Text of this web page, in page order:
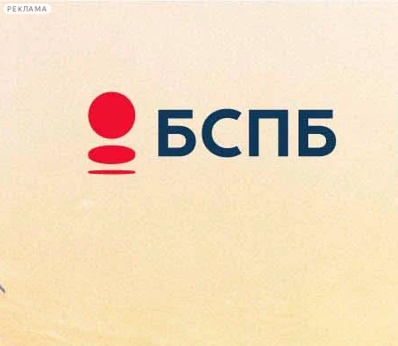
РЕКЛАМА
Сегодня:
2026.08.08
00:57
Афиша Plus